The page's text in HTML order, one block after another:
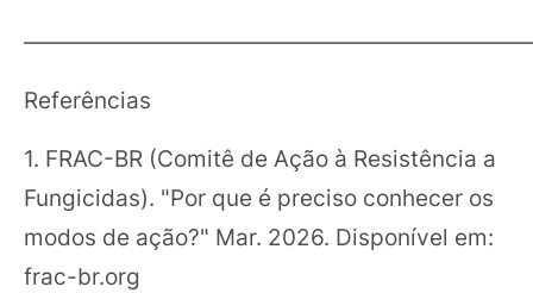
Referências
1. FRAC-BR (Comitê de Ação à Resistência a
Fungicidas). "Por que é preciso conhecer os
modos de ação?" Mar. 2026. Disponível em:
frac-br.org